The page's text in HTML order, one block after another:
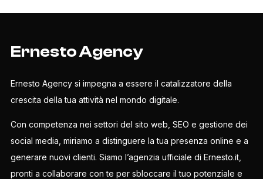
Ernesto Agency
Ernesto Agency si impegna a essere il catalizzatore della
crescita della tua attività nel mondo digitale.
Con competenza nei settori del sito web, SEO e gestione dei
social media, miriamo a distinguere la tua presenza online e a
generare nuovi clienti. Siamo l’agenzia ufficiale di Ernesto.it,
pronti a collaborare con te per sbloccare il tuo potenziale e